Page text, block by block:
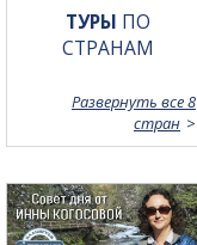
ТУРЫ ПО
СТРАНАМ
Развернуть все 8
стран